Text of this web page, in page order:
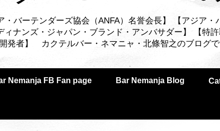
・バーテンダーズ協会（ANFA）名誉会長】 【アジア・
ィナンズ・ジャパン・ブランド・アンバサダー】 【特
発者】 カクテルバー・ネマニャ・北條智之のブログで
Nemanja FB Fan page Bar Nemanja Blog